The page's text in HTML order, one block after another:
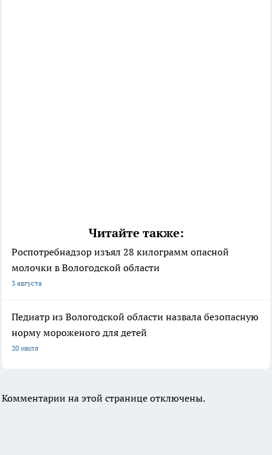
Читайте также:
Роспотребнадзор изъял 28 килограмм опасной
молочки в Вологодской области
3 августа
Педиатр из Вологодской области назвала безопасную
норму мороженого для детей
20 июля
Комментарии на этой странице отключены.